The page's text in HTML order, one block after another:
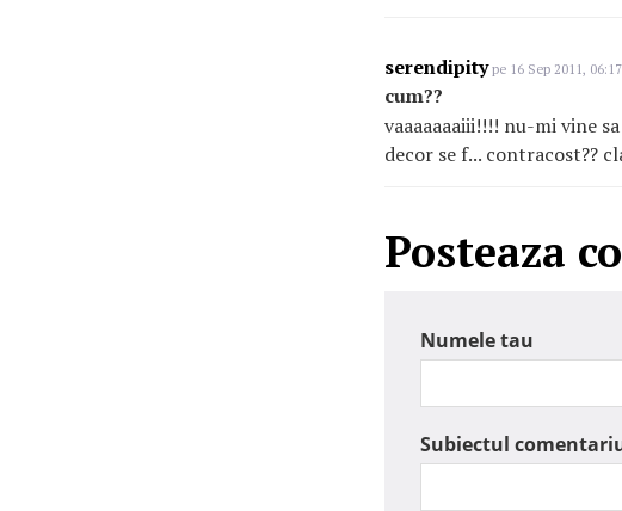
serendipitype 16 Sep 2011, 06:17
cum??
vaaaaaaaiii!!!! nu-mi vine
decor se f... contracost??
Posteaza
Numele tau
Subiectul